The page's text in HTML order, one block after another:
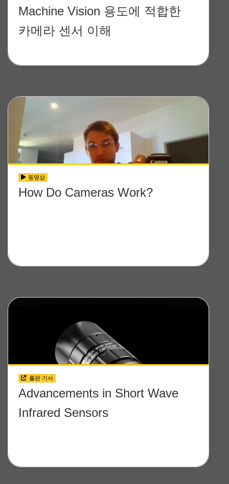
Machine Vision 용도에 적합한
카메라 센서 이해
동영상
How Do Cameras Work?
출판 기사
Advancements in Short Wave
Infrared Sensors